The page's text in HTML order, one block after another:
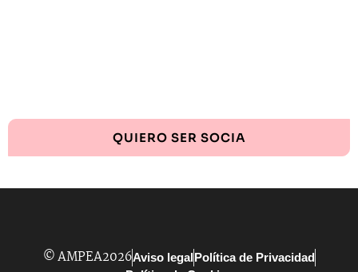
QUIERO SER SOCIA
© AMPEA2026Aviso legalPolítica de Privacidad